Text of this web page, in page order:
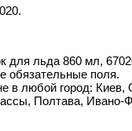
для льда 860 мл,
обязательные поля.
в любой город: Киев,
Полтава, Ивано-